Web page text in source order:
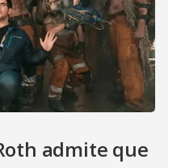
admite que